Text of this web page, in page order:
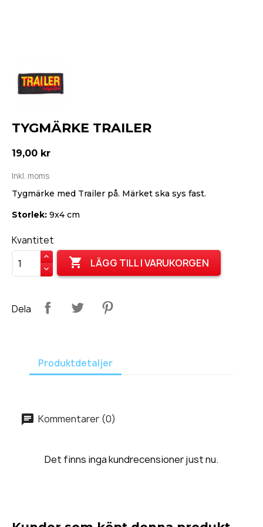
TYGMÄRKE TRAILER
19,00 kr
Inkl. moms
Tygmärke med Trailer på. Märket ska sys fast.
Storlek: 9x4 cm
Kvantitet
 LÄGG TILL I VARUKORGEN
Dela
Produktdetaljer
Kommentarer (0)
Det finns inga kundrecensioner just nu.